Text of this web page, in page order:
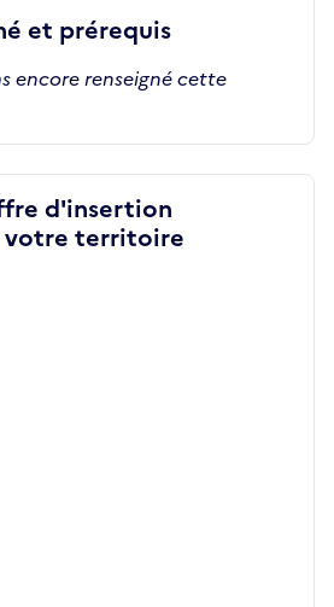
et prérequis
encore renseigné cette
d'insertion
votre territoire